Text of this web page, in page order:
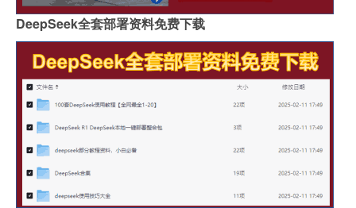
DeepSeek全套部署资料免费下载